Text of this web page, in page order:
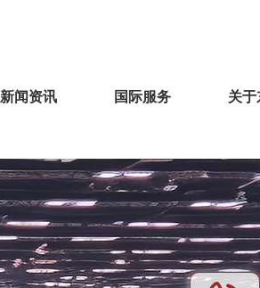
新闻资讯 国际服务 关于